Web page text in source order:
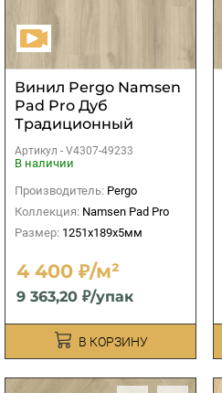
Винил Pergo Namsen
Pad Pro Дуб
Традиционный
белый
Артикул - V4307-49233
В наличии
Производитель: Pergo
Коллекция: Namsen Pad Pro
Размер: 1251x189x5мм
4 400 ₽/м²
9 363,20 ₽/упак
В КОРЗИНУ